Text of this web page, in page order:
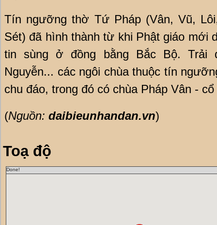
Tín ngưỡng thờ Tứ Pháp (Vân, Vũ,
Sét) đã hình thành từ khi Phật giáo mới
tin sùng ở đồng bằng Bắc Bộ. Trải
Nguyễn... các ngôi chùa thuộc tín
chu đáo, trong đó có chùa Pháp Vân -
(Nguồn: daibieunhandan.vn)
Toạ độ
Done!